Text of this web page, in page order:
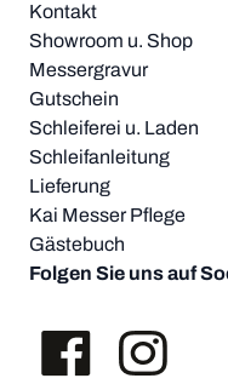
Kontakt
Showroom u. Shop
Messergravur
Gutschein
Schleiferei u. Laden
Schleifanleitung
Lieferung
Kai Messer Pflege
Gästebuch
Folgen Sie uns auf